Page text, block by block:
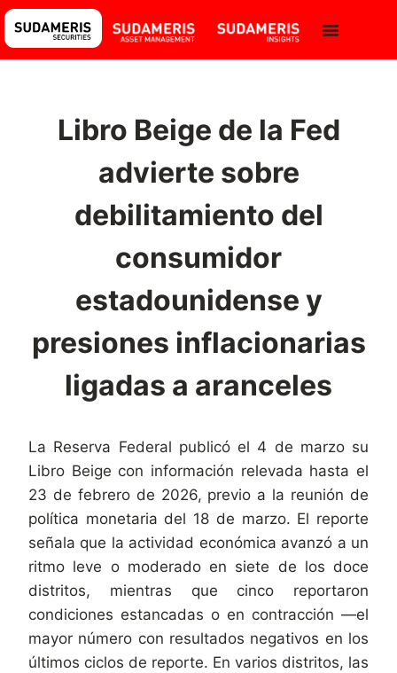
Libro Beige de la Fed
advierte sobre
debilitamiento del
consumidor
estadounidense y
presiones inflacionarias
ligadas a aranceles
La Reserva Federal publicó el 4 de marzo su
Libro Beige con información relevada hasta el
23 de febrero de 2026, previo a la reunión de
política monetaria del 18 de marzo. El reporte
señala que la actividad económica avanzó a un
ritmo leve o moderado en siete de los doce
distritos, mientras que cinco reportaron
condiciones estancadas o en contracción —el
mayor número con resultados negativos en los
últimos ciclos de reporte. En varios distritos, las